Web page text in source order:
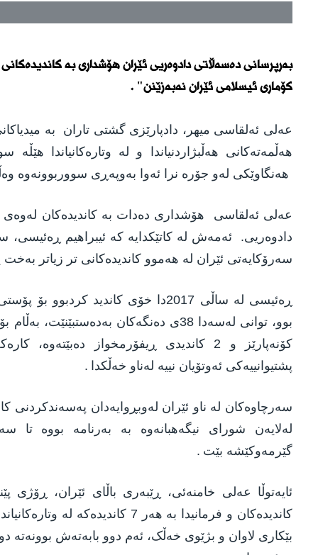
بەرپرسانی دەسەڵاتی دادوەریی ئێران هۆشداری بە
کۆماری ئیسلامی ئێران نەبەزێنن" .
عەلی ئەلقاسی میهر، دادپارێزی گشتی تاران بە
هەڵمەتەکانی هەڵبژاردنیاندا و لە وتارەکانیاندا
هەنگاوێکی لەو جۆرە نرا ئەوا بەوپەڕی سووربوونەوە
عەلی ئەلقاسی هۆشداری دەدات بە کاندیدەکان لەوەی
دادوەریی. ئەمەش لە کاتێکدایە کە ئیبراهیم
سەرۆکایەتی ئێران لە هەموو کاندیدەکانی تر زیاتر بەخت
ڕەئیسی لە ساڵی 2017دا خۆی کاندید
پشتیوانییەکی ئەوتۆیان نییە لەناو خەڵکدا .
سەرچاوەکان لە ناو ئێران لەوبڕوایەدان پەسەندکردنی
لەلایەن شورای نیگەهبانەوە بە بەرنامە بووە
گێرمەوکێشە بێت .
ئایەتوڵا عەلی خامنەئی، ڕێبەری باڵای ئێران،
کاندیدەکان و فرمانیدا بە هەر 7
بێکاری لاوان و بژێوی خەڵک، ئەم دوو بابەتەش بوونەتە